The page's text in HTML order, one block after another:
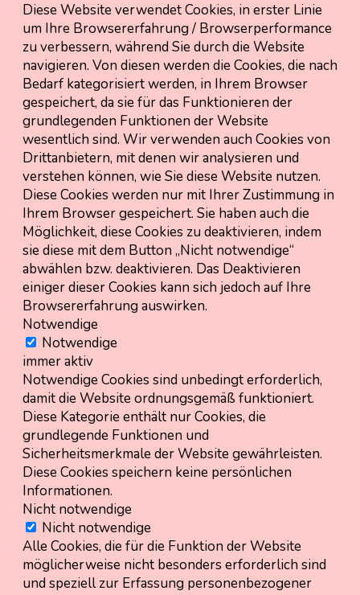
Diese Website verwendet Cookies, in erster Linie
um Ihre Browsererfahrung / Browserperformance
zu verbessern, während Sie durch die Website
navigieren. Von diesen werden die Cookies, die nach
Bedarf kategorisiert werden, in Ihrem Browser
gespeichert, da sie für das Funktionieren der
grundlegenden Funktionen der Website
wesentlich sind. Wir verwenden auch Cookies von
Drittanbietern, mit denen wir analysieren und
verstehen können, wie Sie diese Website nutzen.
Diese Cookies werden nur mit Ihrer Zustimmung in
Ihrem Browser gespeichert. Sie haben auch die
Möglichkeit, diese Cookies zu deaktivieren, indem
sie diese mit dem Button „Nicht notwendige“
abwählen bzw. deaktivieren. Das Deaktivieren
einiger dieser Cookies kann sich jedoch auf Ihre
Browsererfahrung auswirken.
Notwendige
Notwendige
immer aktiv
Notwendige Cookies sind unbedingt erforderlich,
damit die Website ordnungsgemäß funktioniert.
Diese Kategorie enthält nur Cookies, die
grundlegende Funktionen und
Sicherheitsmerkmale der Website gewährleisten.
Diese Cookies speichern keine persönlichen
Informationen.
Nicht notwendige
Nicht notwendige
Alle Cookies, die für die Funktion der Website
möglicherweise nicht besonders erforderlich sind
und speziell zur Erfassung personenbezogener